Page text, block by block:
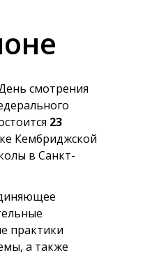
смотрения
23
Кембриджской
в Санкт-
практики
а также